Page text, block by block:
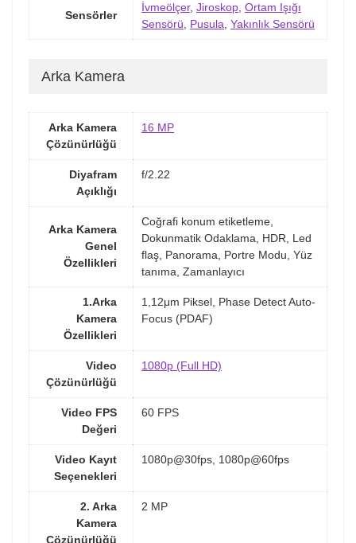
Sensörler
İvmeölçer, Jiroskop, Ortam Işığı
Sensörü, Pusula, Yakınlık Sensörü
Arka Kamera
Arka Kamera
Çözünürlüğü
16 MP
Diyafram
Açıklığı
f/2.22
Arka Kamera
Genel
Özellikleri
Coğrafi konum etiketleme,
Dokunmatik Odaklama, HDR, Led
flaş, Panorama, Portre Modu, Yüz
tanıma, Zamanlayıcı
1.Arka
Kamera
Özellikleri
1,12μm Piksel, Phase Detect Auto-
Focus (PDAF)
Video
Çözünürlüğü
1080p (Full HD)
Video FPS
Değeri
60 FPS
Video Kayıt
Seçenekleri
1080p@30fps, 1080p@60fps
2. Arka
Kamera
Çözünürlüğü
2 MP